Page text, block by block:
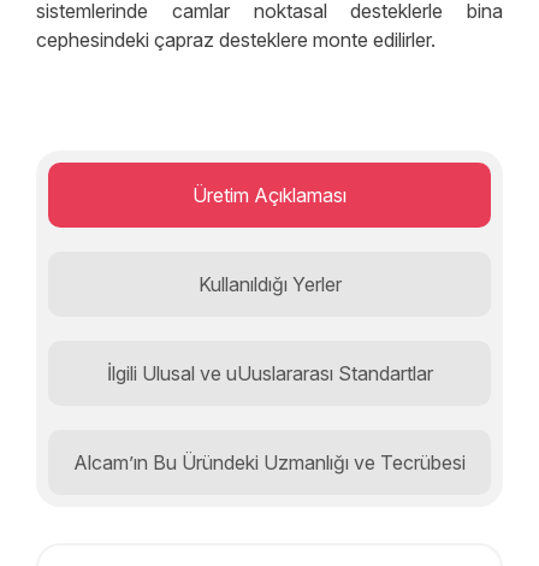
sistemlerinde camlar noktasal desteklerle bina
cephesindeki çapraz desteklere monte edilirler.
Üretim Açıklaması
Kullanıldığı Yerler
İlgili Ulusal ve uUuslararası Standartlar
Alcam’ın Bu Üründeki Uzmanlığı ve Tecrübesi